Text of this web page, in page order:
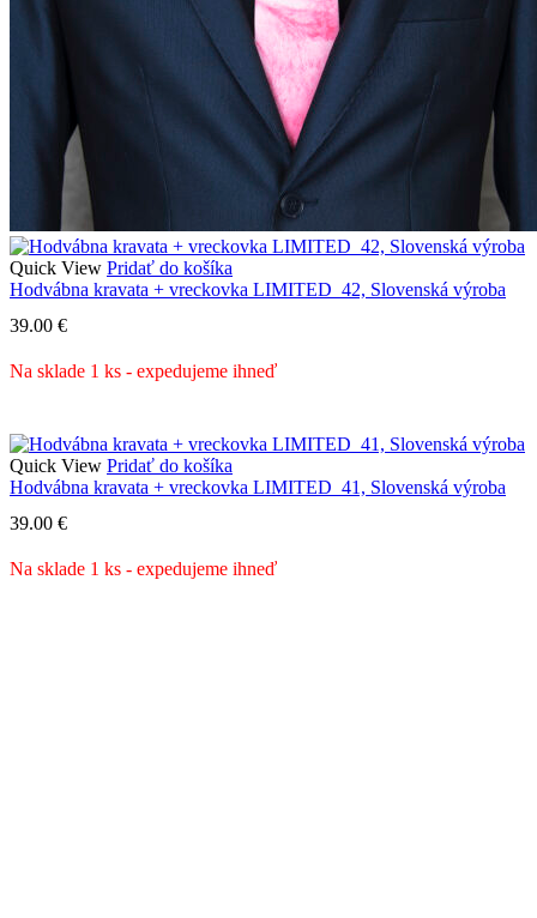
Quick View Pridať do košíka
Hodvábna kravata + vreckovka LIMITED_42, Slovenská výroba
39.00 €
Na sklade 1 ks - expedujeme ihneď
Quick View Pridať do košíka
Hodvábna kravata + vreckovka LIMITED_41, Slovenská výroba
39.00 €
Na sklade 1 ks - expedujeme ihneď